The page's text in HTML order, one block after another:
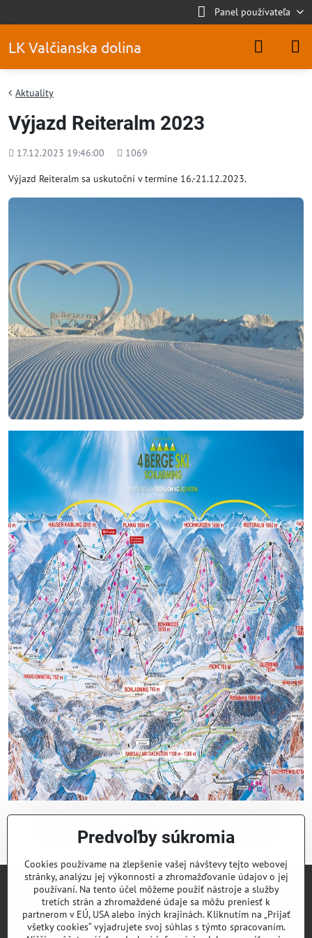
Panel používateľa
LK Valčianska dolina
Aktuality
Výjazd Reiteralm 2023
Pridané
17.12.2023 19:46:00
Počet
1069
Výjazd Reiteralm sa uskutoční v termíne 16.-21.12.2023.
FacebookTwitterBlueskyPinterestReddit LinkedInWhatsApp
Lyžiarsky klub Valčianska dolina
Športový klub Valčianska dolina
Predvoľby súkromia
Cookies používame na zlepšenie vašej návštevy tejto webovej
stránky, analýzu jej výkonnosti a zhromažďovanie údajov o jej
používaní. Na tento účel môžeme použiť nástroje a služby
tretích strán a zhromaždené údaje sa môžu preniesť k
partnerom v EÚ, USA alebo iných krajinách. Kliknutím na „Prijať
všetky cookies“ vyjadrujete svoj súhlas s týmto spracovaním.